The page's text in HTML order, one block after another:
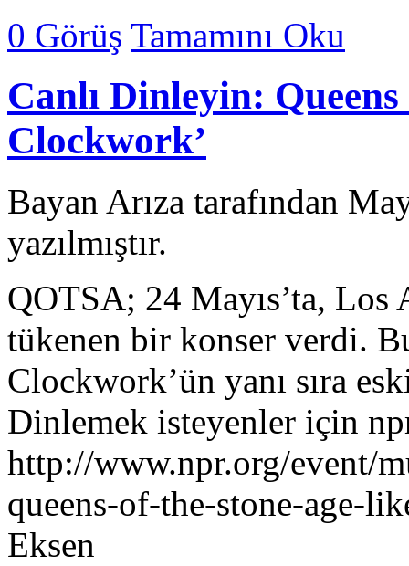
0 Görüş Tamamını Oku
Canlı Dinleyin:
Clockwork’
Bayan Arıza tarafından
yazılmıştır.
QOTSA; 24 Mayıs’ta, Los
tükenen bir konser verdi.
Clockwork’ün yanı sıra
Dinlemek isteyenler için
http://www.npr.org/event/
queens-of-the-stone-age-
Eksen